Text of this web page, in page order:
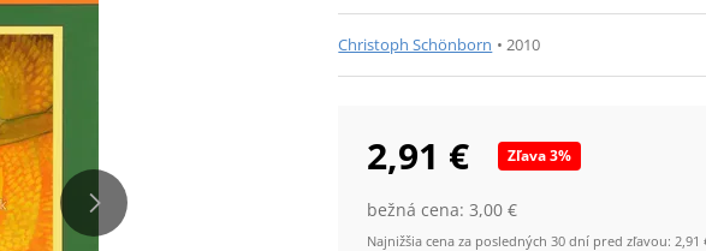
Christoph Schönborn •2010
2,91 € Zľava3%
bežná cena:3,00 €
Najnižšia cena za posledných 30 dní pred zľavou: 2,91